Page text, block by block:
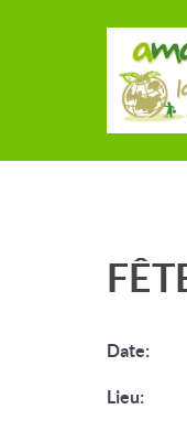
Date:
Lieu: